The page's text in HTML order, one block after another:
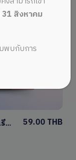
หน้าปกไฟล์ Vector EPS โทนสีม่วงแดงเรียบง่ายและแก้ไขได้เอง 59.00 THB
31 สิงหาคม
พบกับการ